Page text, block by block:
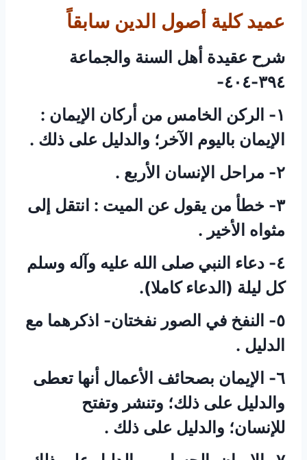
عميد كلية أصول الدين سابقاً
شرح عقيدة أهل السنة والجماعة
٣٩٤-٤٠٤-
١- الركن الخامس من أركان الإيمان :
الإيمان باليوم الآخر؛ والدليل على ذلك .
٢- مراحل الإنسان الأربع .
٣- خطأ من يقول عن الميت : انتقل إلى
مثواه الأخير .
٤- دعاء النبي صلى الله عليه وآله وسلم
كل ليلة (الدعاء كاملا).
٥- النفخ في الصور نفختان- اذكرهما مع
الدليل .
٦- الإيمان بصحائف الأعمال أنها تعطى
والدليل على ذلك؛ وتنشر وتفتح
للإنسان؛ والدليل على ذلك .